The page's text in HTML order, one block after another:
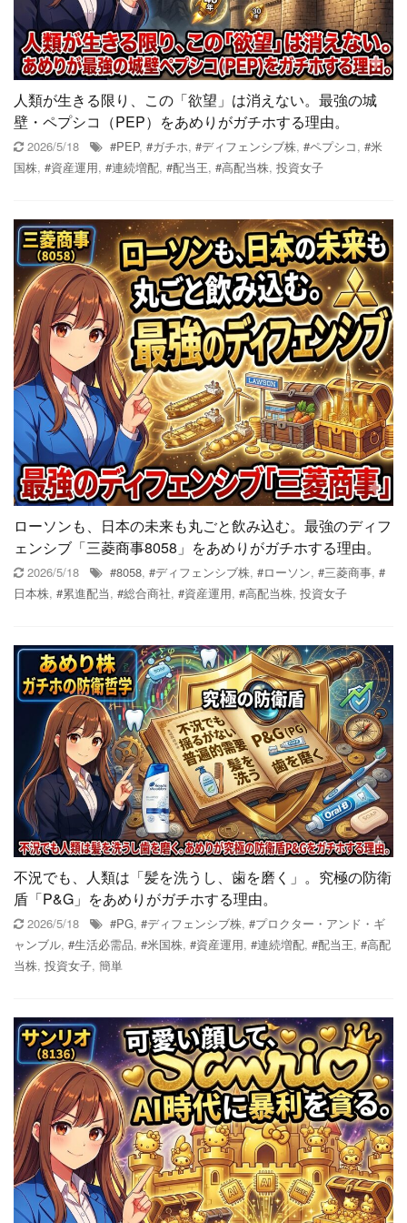
人類が生きる限り、この「欲望」は消えない。最強の城
壁・ペプシコ（PEP）をあめりがガチホする理由。
2026/5/18 #PEP, #ガチホ, #ディフェンシブ株, #ペプシコ, #米
国株, #資産運用, #連続増配, #配当王, #高配当株, 投資女子
ローソンも、日本の未来も丸ごと飲み込む。最強のディフ
ェンシブ「三菱商事8058」をあめりがガチホする理由。
2026/5/18 #8058, #ディフェンシブ株, #ローソン, #三菱商事, #
日本株, #累進配当, #総合商社, #資産運用, #高配当株, 投資女子
不況でも、人類は「髪を洗うし、歯を磨く」。究極の防衛
盾「P&G」をあめりがガチホする理由。
2026/5/18 #PG, #ディフェンシブ株, #プロクター・アンド・ギ
ャンブル, #生活必需品, #米国株, #資産運用, #連続増配, #配当王, #高配
当株, 投資女子, 簡単